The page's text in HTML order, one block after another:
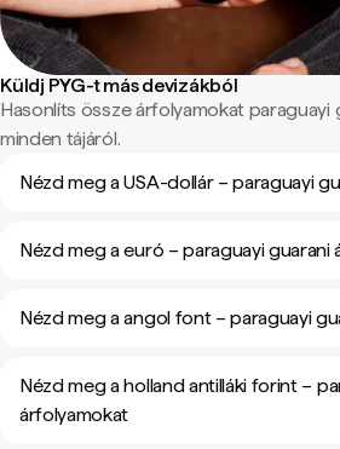
Küldj PYG-t más devizákból
Hasonlíts össze árfolyamokat paraguayi
minden tájáról.
Nézd meg a USA-dollár – paraguayi
Nézd meg a euró – paraguayi guarani
Nézd meg a angol font – paraguayi
Nézd meg a holland antilláki forint –
árfolyamokat